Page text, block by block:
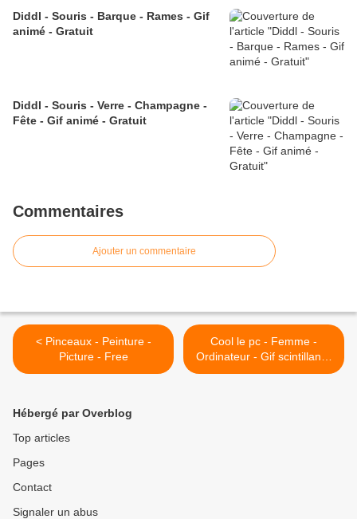
Diddl - Souris - Barque - Rames - Gif
animé - Gratuit
Diddl - Souris - Verre - Champagne -
Fête - Gif animé - Gratuit
Commentaires
Ajouter un commentaire
< Pinceaux - Peinture -
Picture - Free
Cool le pc - Femme -
Ordinateur - Gif scintillant -
Gratuit >
Hébergé par Overblog
Top articles
Pages
Contact
Signaler un abus